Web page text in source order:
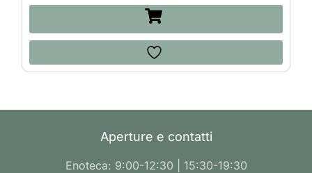
Aperture e contatti
Enoteca: 9:00-12:30 | 15:30-19:30